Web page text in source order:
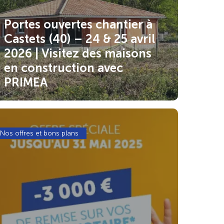
Portes ouvertes chantier à
Castets (40) – 24 & 25 avril
2026 | Visitez des maisons
en construction avec
PRIMEA
Nos offres et bons plans